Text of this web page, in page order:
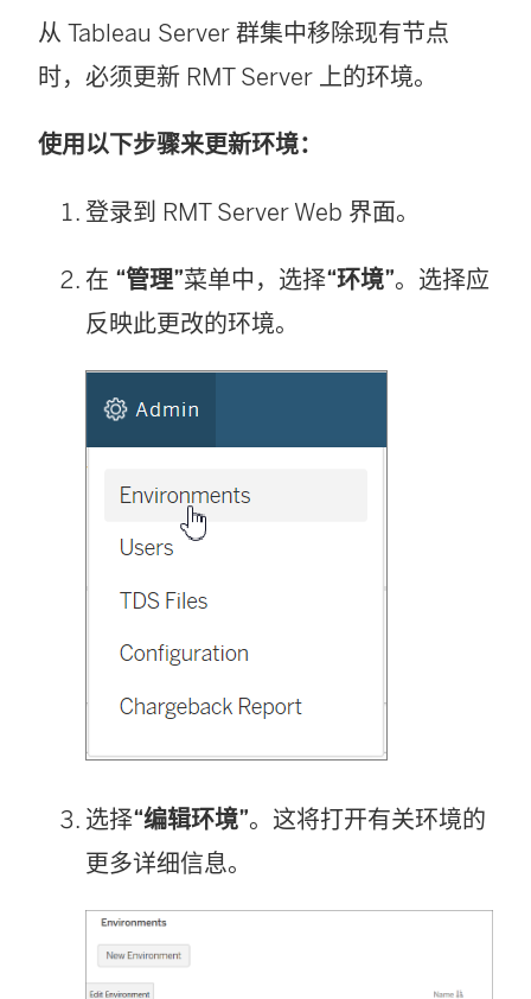
从 Tableau Server 群集中移除现有节点
时，必须更新 RMT Server 上的环境。
使用以下步骤来更新环境：
登录到 RMT Server Web 界面。
在 “管理”菜单中，选择“环境”。选择应
反映此更改的环境。
选择“编辑环境”。这将打开有关环境的
更多详细信息。